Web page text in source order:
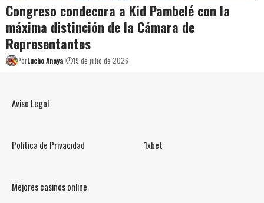
Congreso condecora a Kid Pambelé con la
máxima distinción de la Cámara de
Representantes
PorLucho Anaya 19 de julio de 2026
Aviso Legal
Política de Privacidad 1xbet
Mejores casinos online